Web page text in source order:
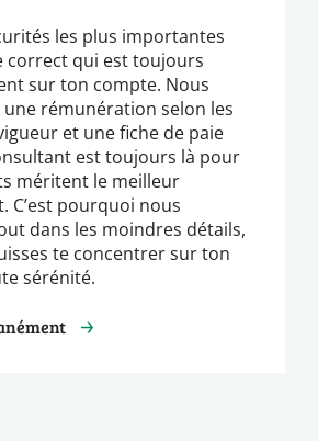
les plus importantes
correct qui est toujours
sur ton compte. Nous
rémunération selon les
et une fiche de paie
est toujours là pour
méritent le meilleur
C’est pourquoi nous
dans les moindres détails,
te concentrer sur ton
sérénité.